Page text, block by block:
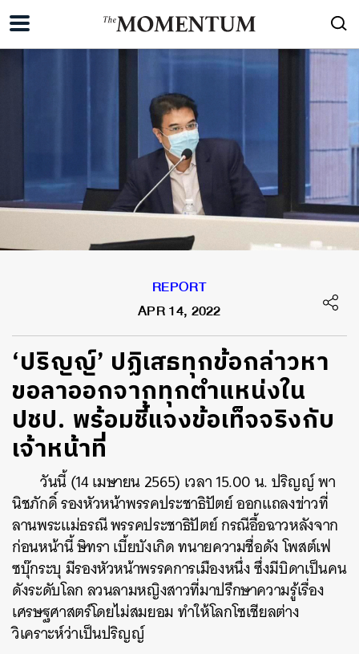
REPORT
APR 14, 2022
‘ปริญญ์’ ปฏิเสธทุกข้อกล่าวหา
ขอลาออกจากทุกตำแหน่งใน
ปชป. พร้อมชี้แจงข้อเท็จจริงกับ
เจ้าหน้าที่
วันนี้ (14 เมษายน 2565) เวลา 15.00 น. ปริญญ์ พา
นิชภักดิ์ รองหัวหน้าพรรคประชาธิปัตย์ ออกแถลงข่าวที่
ลานพระแม่ธรณี พรรคประชาธิปัตย์ กรณีอื้อฉาวหลังจาก
ก่อนหน้านี้ ษิทรา เบี้ยบังเกิด ทนายความชื่อดัง โพสต์เฟ
ซบุ๊กระบุ มีรองหัวหน้าพรรคการเมืองหนึ่ง ซึ่งมีบิดาเป็นคน
ดังระดับโลก ลวนลามหญิงสาวที่มาปรึกษาความรู้เรื่อง
เศรษฐศาสตร์โดยไม่สมยอม ทำให้โลกโซเชียลต่าง
วิเคราะห์ว่าเป็นปริญญ์